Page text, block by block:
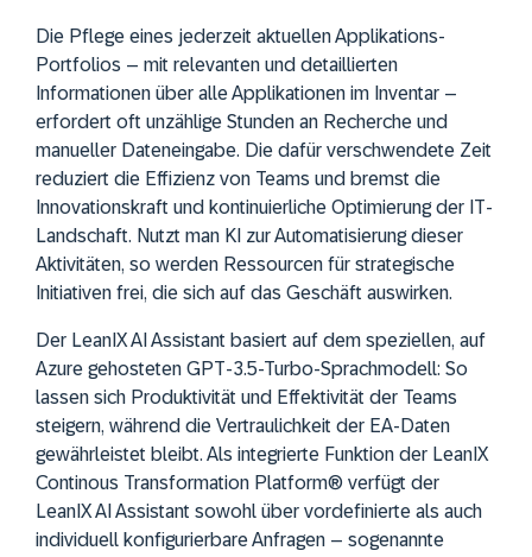
Die Pflege eines jederzeit aktuellen Applikations-
Portfolios – mit relevanten und detaillierten
Informationen über alle Applikationen im Inventar –
erfordert oft unzählige Stunden an Recherche und
manueller Dateneingabe. Die dafür verschwendete Zeit
reduziert die Effizienz von Teams und bremst die
Innovationskraft und kontinuierliche Optimierung der IT-
Landschaft. Nutzt man KI zur Automatisierung dieser
Aktivitäten, so werden Ressourcen für strategische
Initiativen frei, die sich auf das Geschäft auswirken.
Der LeanIX AI Assistant basiert auf dem speziellen, auf
Azure gehosteten GPT-3.5-Turbo-Sprachmodell: So
lassen sich Produktivität und Effektivität der Teams
steigern, während die Vertraulichkeit der EA-Daten
gewährleistet bleibt. Als integrierte Funktion der LeanIX
Continous Transformation Platform® verfügt der
LeanIX AI Assistant sowohl über vordefinierte als auch
individuell konfigurierbare Anfragen – sogenannte